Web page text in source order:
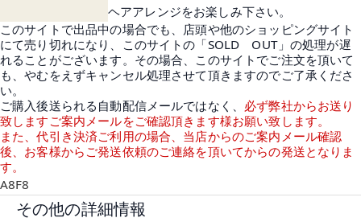
ヘアアレンジをお楽しみ下さい。
このサイトで出品中の場合でも、店頭や他のショッピングサイト
にて売り切れになり、このサイトの「SOLD OUT」の処理が遅
れることがございます。その場合、このサイトでご注文を頂いて
も、やむをえずキャンセル処理させて頂きますのでご了承くださ
い。
ご購入後送られる自動配信メールではなく、 必ず弊社からお送り
致しますご案内メールをご確認頂きます様お願い致します。
また、代引き決済ご利用の場合、当店からのご案内メール確認
後、お客様からご発送依頼のご連絡を頂いてからの発送となりま
す。
A8F8
その他の詳細情報